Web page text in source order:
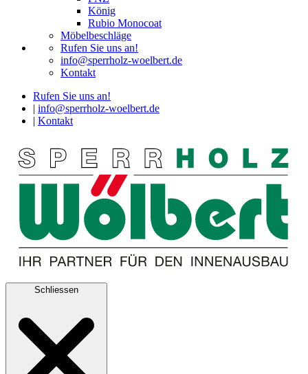
König
Rubio Monocoat
Möbelbeschläge
Rufen Sie uns an!
info@sperrholz-woelbert.de
Kontakt
Rufen Sie uns an!
info@sperrholz-woelbert.de
Kontakt
Schliessen